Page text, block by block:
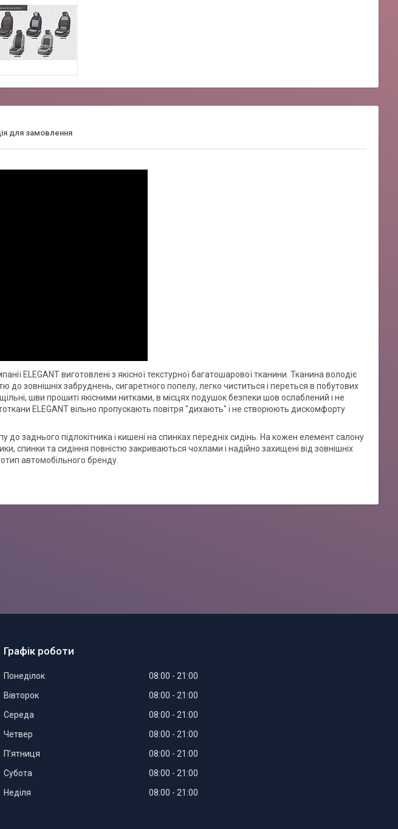
для замовлення
ELEGANT виготовлені з якісної текстурної багатошарової тканини. Тканина володіє
до зовнішніх забруднень, сигаретного попелу, легко чиститься і переться в побутових
шви прошиті якісними нитками, в місцях подушок безпеки шов ослаблений і не
ELEGANT вільно пропускають повітря "дихають" і не створюють дискомфорту
до заднього підлокітника і кишені на спинках передніх сидінь. На кожен елемент салону
спинки та сидіння повністю закриваються чохлами і надійно захищені від зовнішніх
автомобільного бренду.
Графік роботи
Понеділок 08:00
21:00
Вівторок
08:00
21:00
Середа
08:00
21:00
Четвер
08:00
21:00
Пʼятниця
08:00
21:00
Субота
08:00
21:00
Неділя
08:00 21:00